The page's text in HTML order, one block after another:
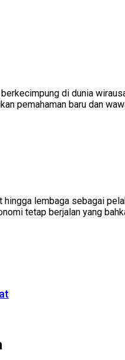
di dunia
pemahaman baru dan
lembaga sebagai
tetap berjalan yang